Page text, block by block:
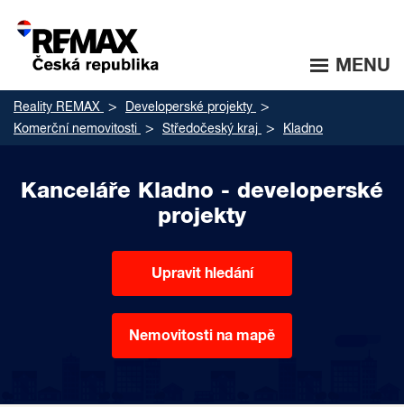
MENU
Reality REMAX
Developerské projekty
Komerční nemovitosti
Středočeský kraj Kladno
Kanceláře Kladno - developerské
projekty
Upravit hledání
Nemovitosti na mapě